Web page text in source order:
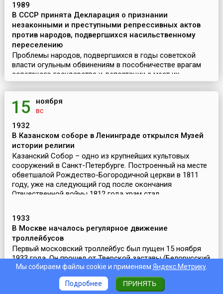
1989
В СССР принята Декларация о признании
незаконными и преступными репрессивных актов
против народов, подвергшихся насильственному
переселению
Проблемы народов, подвергшихся в годы советской
власти огульным обвинениям в пособничестве врагам
советского государства и депортации с мест их
исторического проживания, стали предметом
общественного внимания только в годы перестройки.
Уже в пред...
15 ноября
вс
1932
В Казанском соборе в Ленинграде открылся Музей
истории религии
Казанский Собор – одно из крупнейших культовых
сооружений в Санкт-Петербурге. Построенный на месте
обветшалой Рождество-Богородичной церкви в 1811
году, уже на следующий год после окончания
Отечественной войны 1812 года храм стал
1933
В Москве началось регулярное движение
троллейбусов
Первый московский троллейбус был пущен 15 ноября
1933 года. Он прошел от Тверской заставы (Белорусский
вокзал) до села Всехсвятское (район станции метро
«Сокол»).Впервые идея постройки троллейбусных линий
на пригородных направлениях в Москве была...
Мы собираем файлы cookie и применяем Яндекс.Метрику.
Подробнее ПРИНЯТЬ